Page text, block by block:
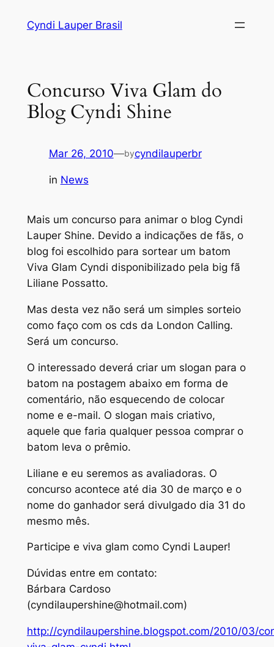
Cyndi Lauper Brasil
Concurso Viva Glam do
Blog Cyndi Shine
Mar 26, 2010—bycyndilauperbr
in News
Mais um concurso para animar o blog Cyndi
Lauper Shine. Devido a indicações de fãs, o
blog foi escolhido para sortear um batom
Viva Glam Cyndi disponibilizado pela big fã
Liliane Possatto.
Mas desta vez não será um simples sorteio
como faço com os cds da London Calling.
Será um concurso.
O interessado deverá criar um slogan para o
batom na postagem abaixo em forma de
comentário, não esquecendo de colocar
nome e e-mail. O slogan mais criativo,
aquele que faria qualquer pessoa comprar o
batom leva o prêmio.
Liliane e eu seremos as avaliadoras. O
concurso acontece até dia 30 de março e o
nome do ganhador será divulgado dia 31 do
mesmo mês.
Participe e viva glam como Cyndi Lauper!
Dúvidas entre em contato:
Bárbara Cardoso
(cyndilaupershine@hotmail.com)
http://cyndilaupershine.blogspot.com/2010/03/